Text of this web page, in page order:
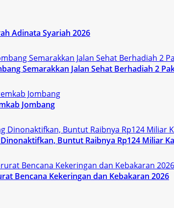
Adinata Syariah 2026
Semarakkan Jalan Sehat Berhadiah 2
Jombang
Buntut Raibnya Rp124 Miliar
Bencana Kekeringan dan Kebakaran 2026